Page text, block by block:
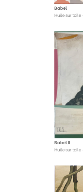
Babel
Huile sur toile
Babel II
Huile sur toile